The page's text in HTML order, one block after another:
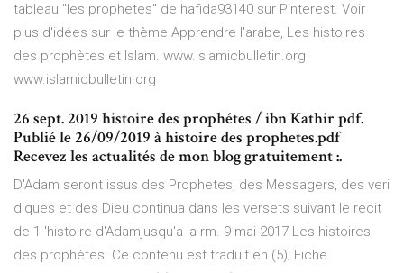
tableau "les prophetes" de hafida93140 sur Pinterest. Voir
plus d'idées sur le thème Apprendre l'arabe, Les histoires
des prophètes et Islam. www.islamicbulletin.org
www.islamicbulletin.org
26 sept. 2019 histoire des prophétes / ibn Kathir pdf.
Publié le 26/09/2019 à histoire des prophetes.pdf
Recevez les actualités de mon blog gratuitement :.
D'Adam seront issus des Prophetes, des Messagers, des veri
diques et des Dieu continua dans les versets suivant Ie recit
de 1 'histoire d'Adamjusqu'a la rm. 9 mai 2017 Les histoires
des prophètes. Ce contenu est traduit en (5); Fiche